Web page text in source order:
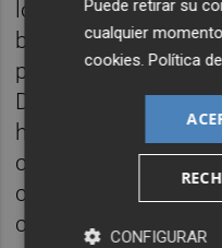
los operadores del
beneficios no
paralelamente al
Derecho de la
hizo una política
citado reglamento
conocemos porque
cancelaciones y
Puede retirar su
cualquier
cookies .Política
CONFIGURAR